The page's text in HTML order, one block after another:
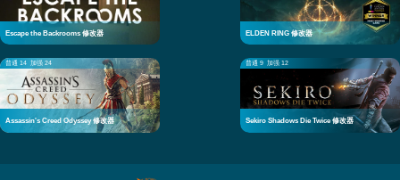
Escape the Backrooms 修改器 ELDEN RING 修改器
普通 14 加强 24
Assassin's Creed Odyssey 修改器
普通 9 加强 12
Sekiro Shadows Die Twice 修改器